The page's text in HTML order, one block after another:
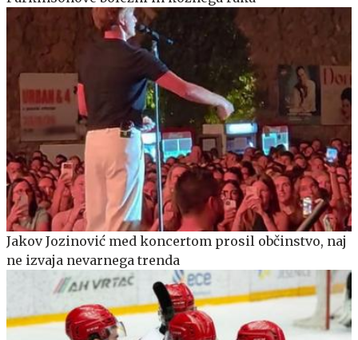
Jakov Jozinović med koncertom prosil občinstvo, naj
ne izvaja nevarnega trenda